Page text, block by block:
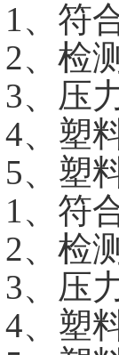
1、符
2、检
3、压
4、塑
5、塑
1、符
2、检
3、压
4、塑